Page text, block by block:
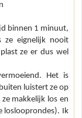
binnen 1 minuut,
ze eignelijk nooit
ze er dus wel
Het is
luistert ze op
makkelijk los en
loslooprondes). Ik